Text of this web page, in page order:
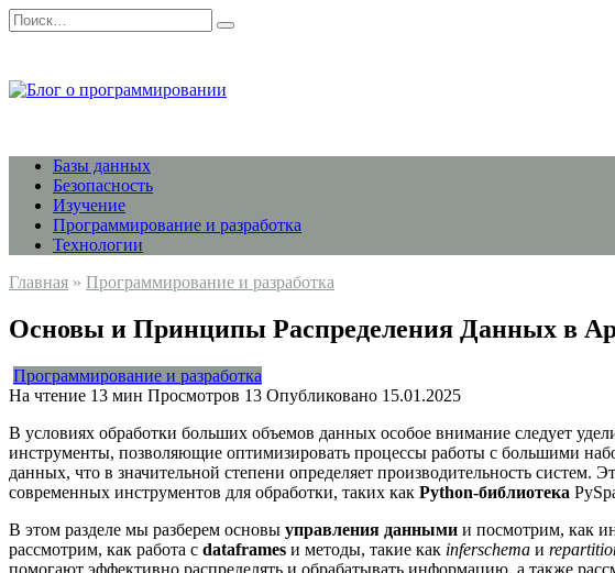
Перейти
к
Search
for:
Базы данных
Безопасность
Изучение
Программирование и разработка
Технологии
Главная » Программирование и разработка
Основы и Принципы Распределения Данных в
Программирование и разработка
На чтение 13 мин Просмотров 13 Опубликовано 15.01.2025
В условиях обработки больших объемов данных особое внимание следует
инструменты, позволяющие оптимизировать процессы работы с большими
данных, что в значительной степени определяет производительность систем.
современных инструментов для обработки, таких как Python-библиотека
В этом разделе мы разберем основы управления данными и посмотрим, как
рассмотрим, как работа с dataframes и методы, такие как inferschema и
помогают эффективно распределять и обрабатывать информацию, а также